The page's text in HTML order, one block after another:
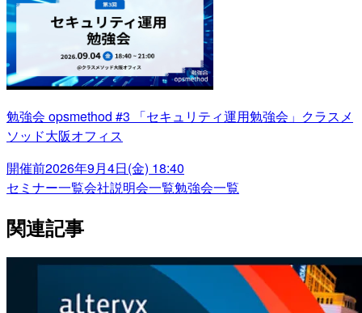
勉強会 opsmethod #3 「セキュリティ運用勉強会」クラスメ
ソッド大阪オフィス
開催前2026年9月4日(金) 18:40
セミナー一覧会社説明会一覧勉強会一覧
関連記事